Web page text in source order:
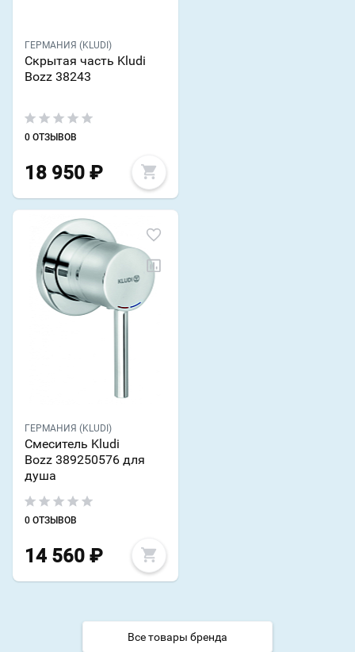
ГЕРМАНИЯ (KLUDI)
Скрытая часть Kludi
Bozz 38243
0 ОТЗЫВОВ
18 950 ₽
ГЕРМАНИЯ (KLUDI)
Смеситель Kludi
Bozz 389250576 для
душа
0 ОТЗЫВОВ
14 560 ₽
Все товары бренда